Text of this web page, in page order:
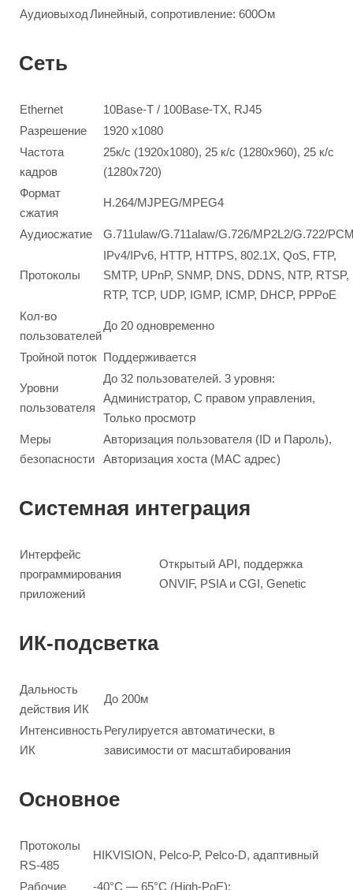
АудиовыходЛинейный, сопротивление: 600Ом
Сеть
Ethernet
10Base-T / 100Base-TX, RJ45
Разрешение
1920 x1080
Частота
кадров
25к/с (1920x1080), 25 к/с (1280x960), 25 к/с
(1280x720)
Формат
сжатия
H.264/MJPEG/MPEG4
Аудиосжатие G.711ulaw/G.711alaw/G.726/MP2L2/G.722/
Протоколы
IPv4/IPv6, HTTP, HTTPS, 802.1X, QoS, FTP,
SMTP, UPnP, SNMP, DNS, DDNS, NTP, RTSP,
RTP, TCP, UDP, IGMP, ICMP, DHCP, PPPoE
Кол-во
пользователей
До 20 одновременно
Тройной поток Поддерживается
Уровни
пользователя
До 32 пользователей. 3 уровня:
Администратор, С правом управления,
Только просмотр
Меры
безопасности
Авторизация пользователя (ID и Пароль),
Авторизация хоста (MAC адрес)
Системная интеграция
Интерфейс
программирования
приложений
Открытый API, поддержка
ONVIF, PSIA и CGI, Genetic
ИК-подсветка
Дальность
действия ИК
До 200м
Интенсивность
ИК
Регулируется автоматически, в
зависимости от масштабирования
Основное
Протоколы
RS-485
HIKVISION, Pelco-P, Pelco-D, адаптивный
Рабочие -40°С — 65°С (High-PoE);